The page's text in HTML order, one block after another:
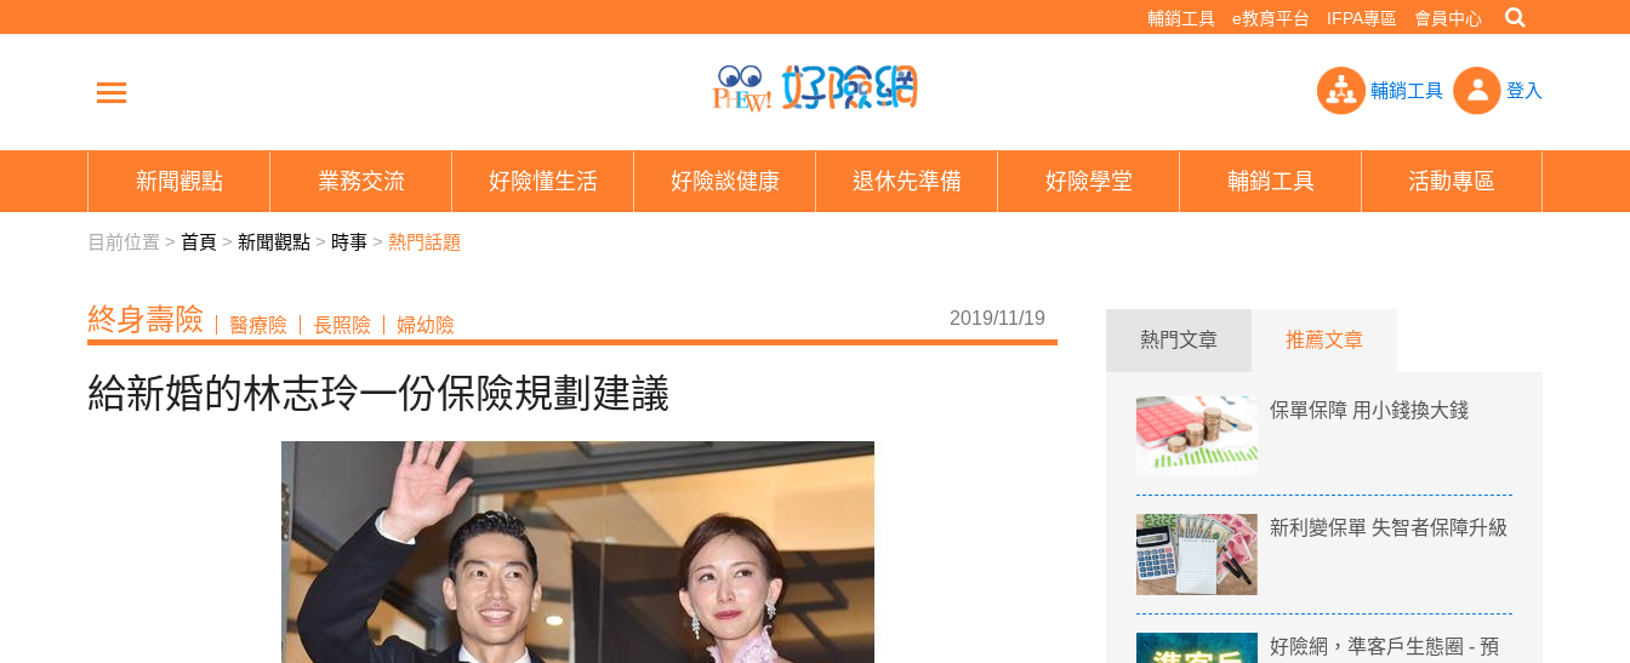
輔銷工具 e教育平台 IFPA專區 會員中心
輔銷工具 登入
新聞觀點 業務交流 好險懂生活 好險談健康 退休先準備 好險學堂 輔銷工具 活動專區
目前位置 > 首頁 > 新聞觀點 > 時事 > 熱門話題
終身壽險 醫療險 長照險 婦幼險 2019/11/19
給新婚的林志玲一份保險規劃建議
熱門文章 推薦文章
保單保障 用小錢換大錢
新利變保單 失智者保障升級
好險網，準客戶生態圈 - 預